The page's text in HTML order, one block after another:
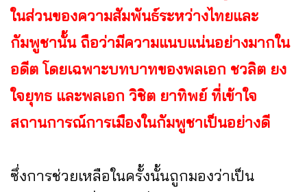
ในส่วนของความสัมพันธ์ระหว่างไทยและ
กัมพูชานั้น ถือว่ามีความแนบแน่นอย่างมากใน
อดีต โดยเฉพาะบทบาทของพลเอก ชวลิต ยง
ใจยุทธ และพลเอก วิชิต ยาทิพย์ ที่เข้าใจ
สถานการณ์การเมืองในกัมพูชาเป็นอย่างดี
ซึ่งการช่วยเหลือในครั้งนั้นถูกมองว่าเป็น